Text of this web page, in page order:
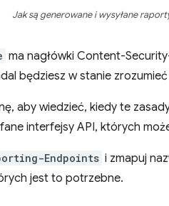
Jak są generowane i wysyłane
ma nagłówki Content-
będziesz w stanie
aby wiedzieć, kiedy te
interfejsy API, których
Endpoints i zmapuj
jest to potrzebne.